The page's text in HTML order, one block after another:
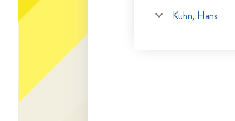
Kuhn, Hans